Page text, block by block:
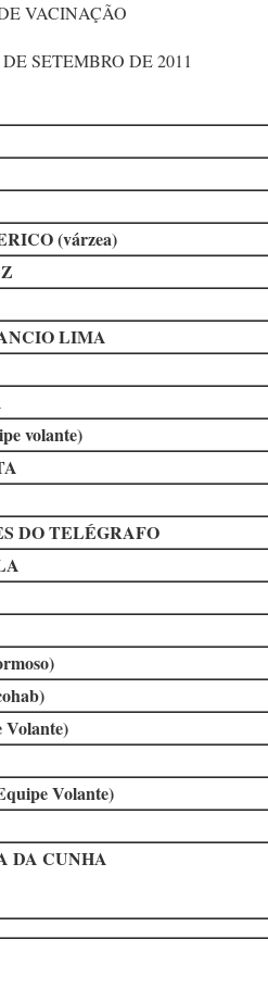
VACINAÇÃO
SETEMBRO DE 2011
(várzea)
LIMA
volante)
DO TELÉGRAFO
Volante)
Volante)
DA CUNHA